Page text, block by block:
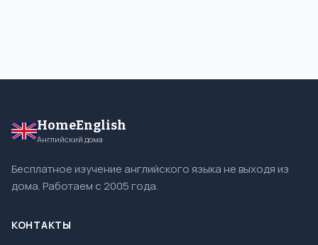
HomeEnglish
Английский дома
Бесплатное изучение английского языка не выходя из
дома. Работаем с 2005 года.
КОНТАКТЫ